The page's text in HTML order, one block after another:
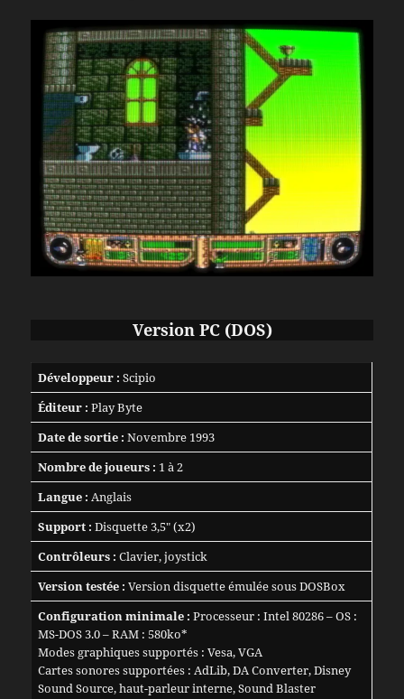
Version PC (DOS)
Développeur : Scipio
Éditeur : Play Byte
Date de sortie : Novembre 1993
Nombre de joueurs : 1 à 2
Langue : Anglais
Support : Disquette 3,5″ (x2)
Contrôleurs : Clavier, joystick
Version testée : Version disquette émulée sous DOSBox
Configuration minimale : Processeur : Intel 80286 – OS :
MS-DOS 3.0 – RAM : 580ko*
Modes graphiques supportés : Vesa, VGA
Cartes sonores supportées : AdLib, DA Converter, Disney
Sound Source, haut-parleur interne, Sound Blaster